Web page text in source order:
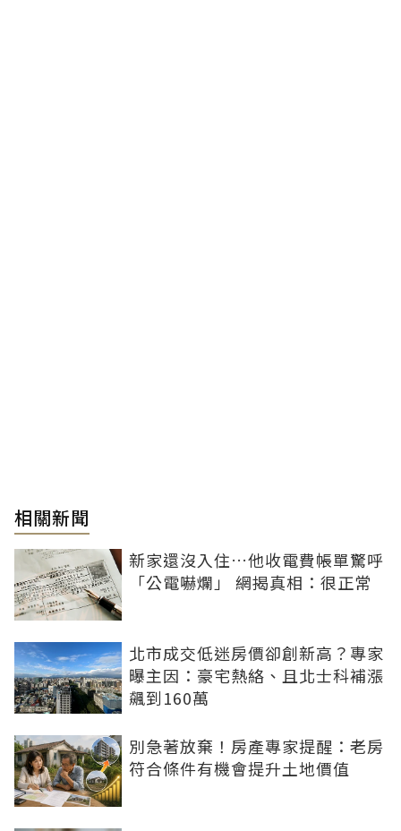
相關新聞
新家還沒入住…他收電費帳單驚呼
「公電嚇爛」 網揭真相：很正常
北市成交低迷房價卻創新高？專家
曝主因：豪宅熱絡、且北士科補漲
飆到160萬
別急著放棄！房產專家提醒：老房
符合條件有機會提升土地價值